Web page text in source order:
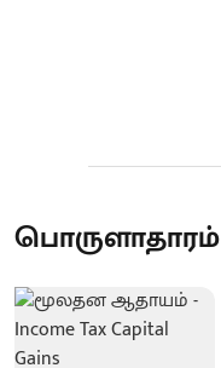
பொருளாதாரம்